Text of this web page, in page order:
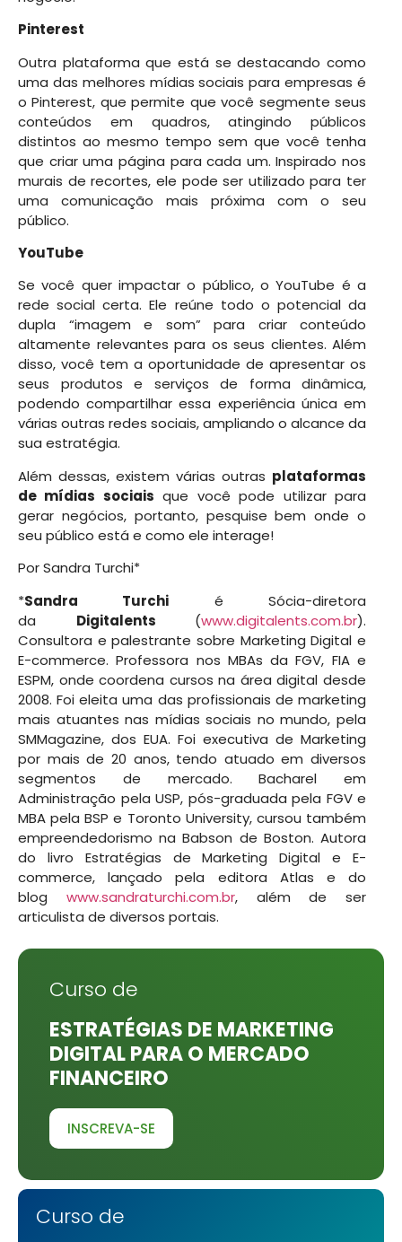
Pinterest
Outra plataforma que está se destacando como
uma das melhores mídias sociais para empresas é
o Pinterest, que permite que você segmente seus
conteúdos em quadros, atingindo públicos
distintos ao mesmo tempo sem que você tenha
que criar uma página para cada um. Inspirado nos
murais de recortes, ele pode ser utilizado para ter
uma comunicação mais próxima com o seu
público.
YouTube
Se você quer impactar o público, o YouTube é a
rede social certa. Ele reúne todo o potencial da
dupla “imagem e som” para criar conteúdo
altamente relevantes para os seus clientes. Além
disso, você tem a oportunidade de apresentar os
seus produtos e serviços de forma dinâmica,
podendo compartilhar essa experiência única em
várias outras redes sociais, ampliando o alcance da
sua estratégia.
Além dessas, existem várias outras plataformas
de mídias sociais que você pode utilizar para
gerar negócios, portanto, pesquise bem onde o
seu público está e como ele interage!
Por Sandra Turchi*
*Sandra Turchi é Sócia-diretora
da Digitalents (www.digitalents.com.br).
Consultora e palestrante sobre Marketing Digital e
E-commerce. Professora nos MBAs da FGV, FIA e
ESPM, onde coordena cursos na área digital desde
2008. Foi eleita uma das profissionais de marketing
mais atuantes nas mídias sociais no mundo, pela
SMMagazine, dos EUA. Foi executiva de Marketing
por mais de 20 anos, tendo atuado em diversos
segmentos de mercado. Bacharel em
Administração pela USP, pós-graduada pela FGV e
MBA pela BSP e Toronto University, cursou também
empreendedorismo na Babson de Boston. Autora
do livro Estratégias de Marketing Digital e E-
commerce, lançado pela editora Atlas e do
blog www.sandraturchi.com.br, além de ser
articulista de diversos portais.
Curso de
ESTRATÉGIAS DE MARKETING
DIGITAL PARA O MERCADO
FINANCEIRO
INSCREVA-SE
Curso de